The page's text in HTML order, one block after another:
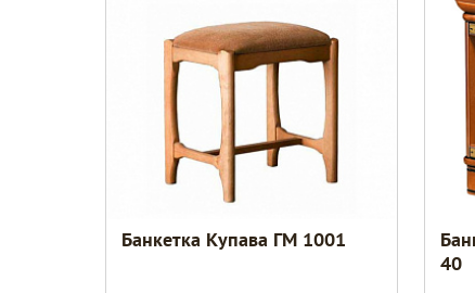
Банкетка Купава ГМ 1001
40